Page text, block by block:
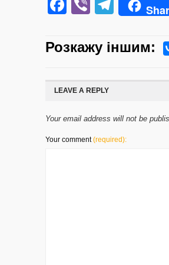
Facebook
Viber
Розкажу iншим:
LEAVE A REPLY
Your email address will not be
Your comment(required):